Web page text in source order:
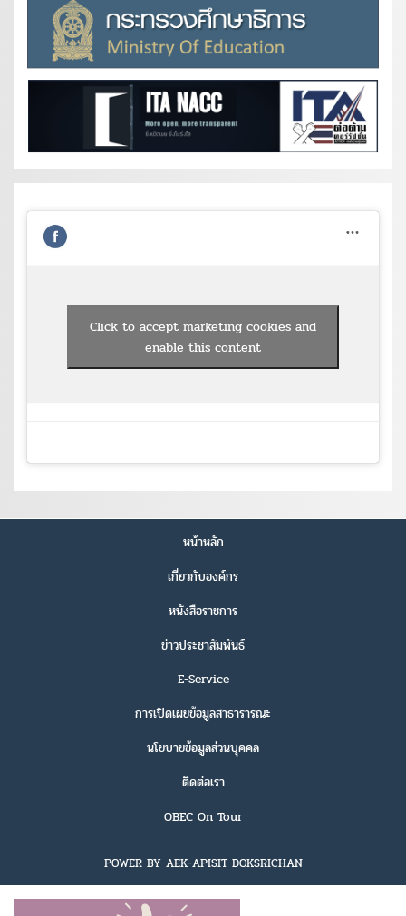
Click to accept marketing cookies and
enable this content
หน้าหลัก
เกี่ยวกับองค์กร
หนังสือราชการ
ข่าวประชาสัมพันธ์
E-Service
การเปิดเผยข้อมูลสาธารารณะ
นโยบายข้อมูลส่วนบุคคล
ติดต่อเรา
OBEC On Tour
POWER BY AEK-APISIT DOKSRICHAN